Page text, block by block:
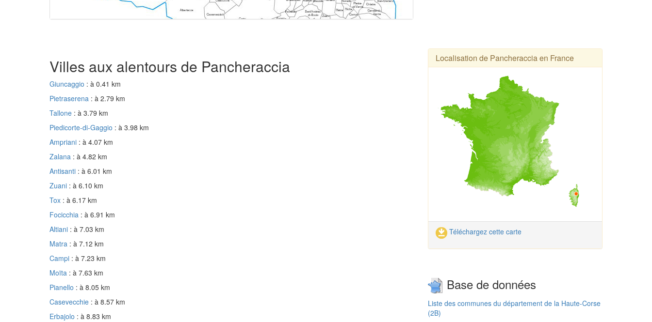
Villes aux alentours de Pancheraccia
Giuncaggio : à 0.41 km
Pietraserena : à 2.79 km
Tallone : à 3.79 km
Piedicorte-di-Gaggio : à 3.98 km
Ampriani : à 4.07 km
Zalana : à 4.82 km
Antisanti : à 6.01 km
Zuani : à 6.10 km
Tox : à 6.17 km
Focicchia : à 6.91 km
Altiani : à 7.03 km
Matra : à 7.12 km
Campi : à 7.23 km
Moïta : à 7.63 km
Pianello : à 8.05 km
Casevecchie : à 8.57 km
Erbajolo : à 8.83 km
Localisation de Pancheraccia en France
Téléchargez cette carte
Base de données
Liste des communes du département de la Haute-Corse
(2B)